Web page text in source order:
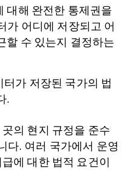
대해 완전한 통제권을
가 어디에 저장되고 어
할 수 있는지 결정하는
가 저장된 국가의 법
.
의 현지 규정을 준수
다. 여러 국가에서 운영
에 대한 법적 요건이